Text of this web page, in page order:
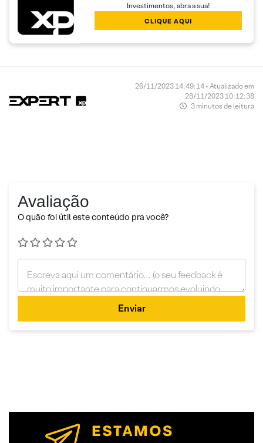
Investimentos, abra a sua!
CLIQUE AQUI
26/11/2023 14:49:14 • Atualizado em
28/11/2023 10:12:38
3 minutos de leitura
Avaliação
O quão foi útil este conteúdo pra você?
Enviar